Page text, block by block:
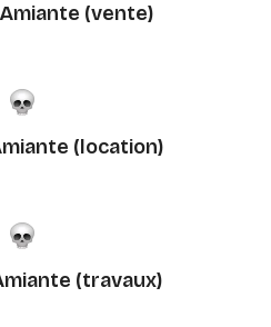
(vente)
(location)
(travaux)